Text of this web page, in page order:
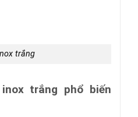
trắng
trắng phổ biến